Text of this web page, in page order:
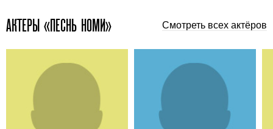
АКТЕРЫ «ПЕСНЬ НОМИ» Смотреть всех актёров